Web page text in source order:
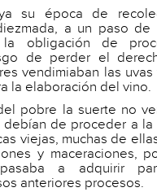
su época de
a un paso de
obligación de
de perder el
vendimiaban las
la elaboración del vino.
pobre la suerte no
debían de proceder a la
viejas, muchas de
y maceraciones,
pasaba a adquirir
anteriores procesos.